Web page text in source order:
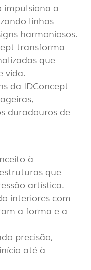
impulsiona a
linhas
harmoniosos.
transforma
que
vida.
da IDConcept
duradouros de
à
que
artística.
interiores com
a forma e a
precisão,
até à